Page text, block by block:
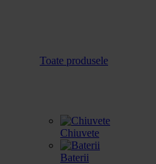
Toate produsele
Chiuvete
Baterii